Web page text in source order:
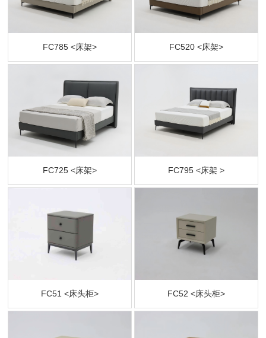
FC785 <床架> FC520 <床架>
FC725 <床架> FC795 <床架 >
FC51 <床头柜> FC52 <床头柜>